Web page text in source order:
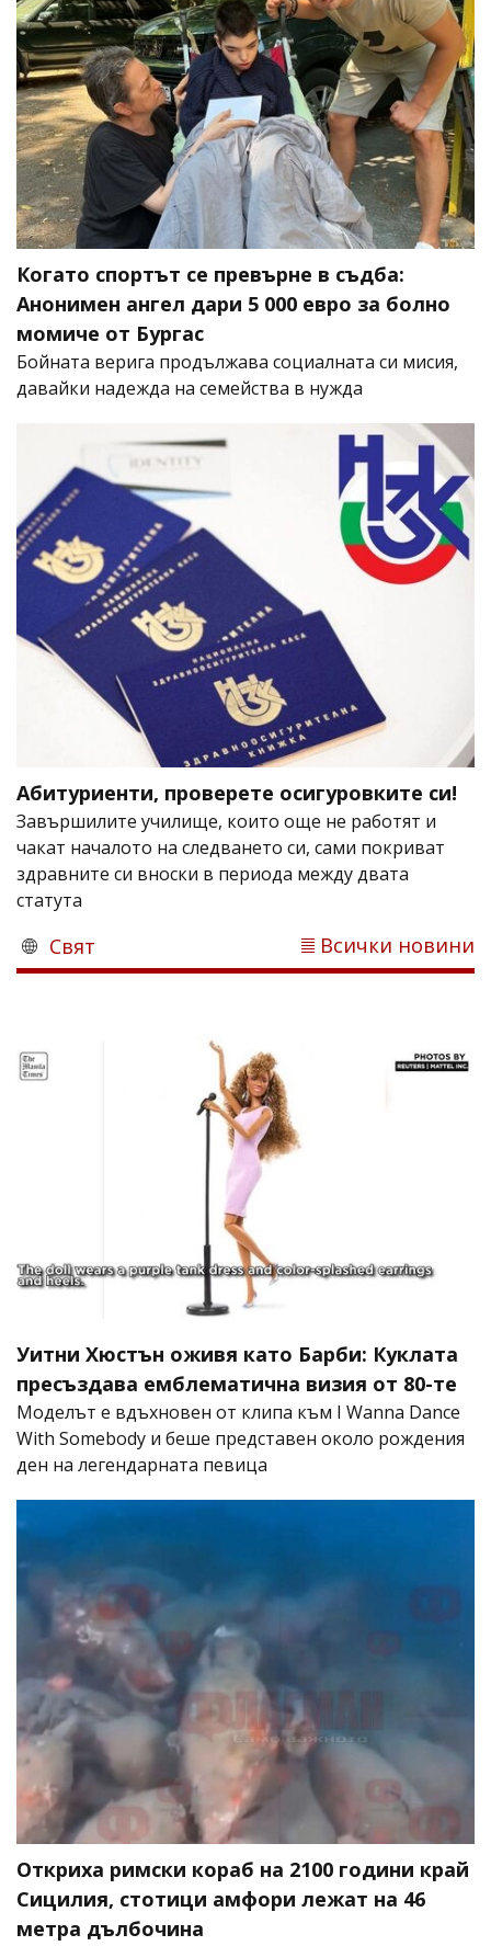
Когато спортът се превърне в съдба:
Анонимен ангел дари 5 000 евро за болно
момиче от Бургас
Бойната верига продължава социалната си мисия,
давайки надежда на семейства в нужда
Абитуриенти, проверете осигуровките си!
Завършилите училище, които още не работят и
чакат началото на следването си, сами покриват
здравните си вноски в периода между двата
статута
Свят Всички новини
Уитни Хюстън оживя като Барби: Куклата
пресъздава емблематична визия от 80-те
Моделът е вдъхновен от клипа към I Wanna Dance
With Somebody и беше представен около рождения
ден на легендарната певица
Откриха римски кораб на 2100 години край
Сицилия, стотици амфори лежат на 46
метра дълбочина